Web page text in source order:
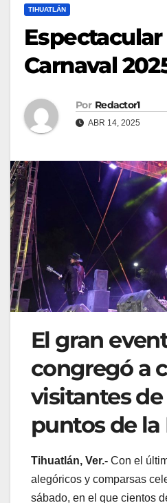
TIHUATLÁN
Carnaval
Por Redactor1
ABR 14, 2025
El gran
congregó a
visitantes
puntos de la
Tihuatlán, Ver.- Con el
alegóricos y comparsas
sábado, en el que cientos